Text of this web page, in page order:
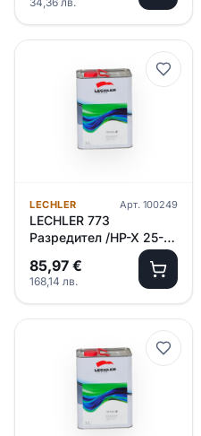
LECHLER Арт. 100249
LECHLER 773
Разредител /HP-X 25-
85,97 €
168,14 лв.